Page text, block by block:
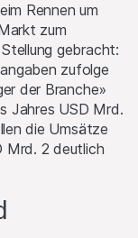
Rennen um
zum
gebracht:
zufolge
der Branche»
Jahres USD Mrd.
die Umsätze
Mrd. 2 deutlich